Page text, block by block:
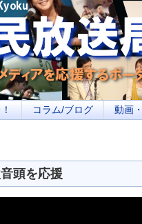
メディアを応援するポータルサ
コラム/ブログ 動画
頭を応援